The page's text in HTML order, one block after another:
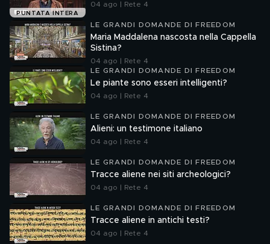
PUNTATA INTERA
04 ago | Rete 4
LE GRANDI DOMANDE DI FREEDOM
Maria Maddalena nascosta nella Cappella
Sistina?
04 ago | Rete 4
LE GRANDI DOMANDE DI FREEDOM
Le piante sono esseri intelligenti?
04 ago | Rete 4
LE GRANDI DOMANDE DI FREEDOM
Alieni: un testimone italiano
04 ago | Rete 4
LE GRANDI DOMANDE DI FREEDOM
Tracce aliene nei siti archeologici?
04 ago | Rete 4
LE GRANDI DOMANDE DI FREEDOM
Tracce aliene in antichi testi?
04 ago | Rete 4